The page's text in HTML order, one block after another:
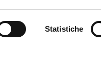
Statistiche